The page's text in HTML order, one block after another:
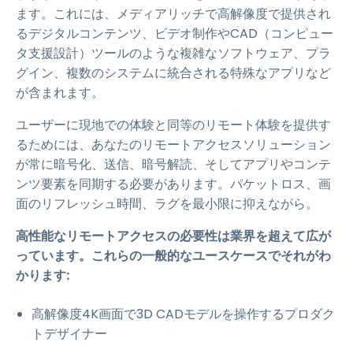
ます。これには、メディアリッチで高解像度で提供され
るデジタルコンテンツ、ビデオ制作やCAD（コンピュー
タ支援設計）ツールのような複雑なソフトウェア、プラ
グイン、複数のシステムに統合される特殊なアプリなど
が含まれます。
ユーザーに現地での体験と同等のリモート体験を提供す
るためには、あなたのリモートアクセスソリューション
が常に暗号化、送信、暗号解読、そしてアプリやコンテ
ンツ要素を同期する必要があります。パケットロス、画
面のリフレッシュ時間、ラグを最小限に抑えながら。
高性能なリモートアクセスの必要性は業界を超えて広が
っています。これらの一般的なユースケースでそれがわ
かります:
高解像度4K画面で3D CADモデルを操作するプロダク
トデザイナー